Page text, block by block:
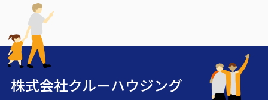
株式会社クルーハウジング